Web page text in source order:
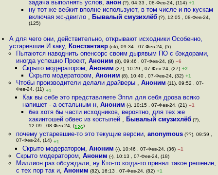
задача выполнять услов,анон (?), 04:33 , 08-Фев-24, (114) +1
ну тот же вебкит вполне используют, в том числе и по кускам
включая жс-двигло , Бывалый смузихлёб (?), 12:05 , 08-Фев-24,
(125)
А для чего они, действительно, открывают исходники Особенно,
устаревшие И каку, Константавр (ok), 09:34 , 07-Фев-24, (5)
Пытаются наводнить опенсорс своим дырявым ПО с бэкдорами,
иногда успешно Проект, Аноним (8), 09:46 , 07-Фев-24, (8) –6
Скрыто модератором, Аноним (27), 10:29 , 07-Фев-24, (27) +2
Скрыто модератором,Аноним (8), 10:40 , 07-Фев-24, (32) +1
Чтобы производители делали драйверы , Аноним (11), 09:52 , 07-
Фев-24, (11) +1
Как вы себе это представляете Эппл для себя дрова всяко
напишет - а остальным н, Аноним (-), 10:15 , 07-Фев-24, (21) –1
без хотя бы части исходников, вероятно, для тех же
хакинтошей обвес из костылей , Бывалый смузихлёб (?),
12:09 , 08-Фев-24, (126)
почему устаревшие-то это текущие версии, anonymous(??), 09:59 ,
07-Фев-24, (14) +1
Скрыто модератором, Аноним (-), 10:46 , 07-Фев-24, (36) –1
Скрыто модератором, Аноним (-), 10:13 , 07-Фев-24, (18)
Миллион раз обсуждали, ну Кто-то когда-то принял такое решение,
с тех пор так и, Аноним (82), 16:13 , 07-Фев-24, (82) +1